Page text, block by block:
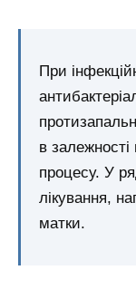
При
в залежності
процесу. У
лікування,
матки.